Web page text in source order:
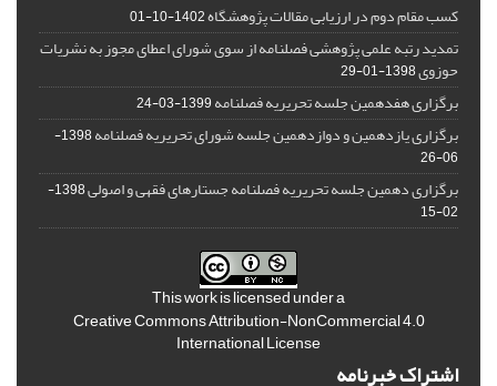
کسب مقام دوم در ارزیابی مقالات پژوهشگاه1402-10-01
تمدید رتبه علمی پژوهشی فصلنامه از سوی شورای اعطای مجوز به نشریات
حوزوی1398-01-29
برگزاری هفدهمین جلسه تحریریه فصلنامه1399-03-24
برگزاری یازدهمین و دوازدهمین جلسه شورای تحریریه فصلنامه
1398-
06-26
برگزاری دهمین جلسه تحریریه فصلنامه جستارهای فقهی و اصولی
1398-
02-15
This work is licensed under a
Creative Commons Attribution-NonCommercial 4.0
International License
اشتراک خبرنامه